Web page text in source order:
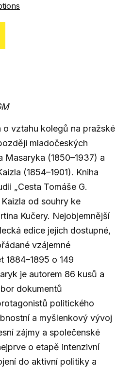
o vztahu kolegů na pražské
mladočeských
Masaryka (1850–1937) a
(1854–1901). Kniha
„Cesta Tomáše G.
od souhry ke
Kučery. Nejobjemnější
edice jejich dostupné,
vzájemné
1884–1895 o 149
je autorem 86 kusů a
dokumentů
politického
a myšlenkový vývoj
zájmy a společenské
o etapě intenzivní
do aktivní politiky a